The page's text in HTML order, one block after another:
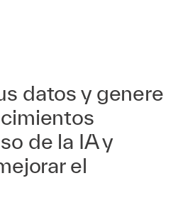
datos y genere
de la IA y
el